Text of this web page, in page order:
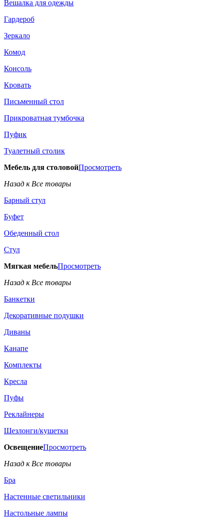
Вешалка для одежды
Гардероб
Зеркало
Комод
Консоль
Кровать
Письменный стол
Прикроватная тумбочка
Пуфик
Туалетный столик
Мебель для столовойПросмотреть
Назад к Все товары
Барный стул
Буфет
Обеденный стол
Стул
Мягкая мебельПросмотреть
Назад к Все товары
Банкетки
Декоративные подушки
Диваны
Канапе
Комплекты
Кресла
Пуфы
Реклайнеры
Шезлонги/кушетки
ОсвещениеПросмотреть
Назад к Все товары
Бра
Настенные светильники
Настольные лампы